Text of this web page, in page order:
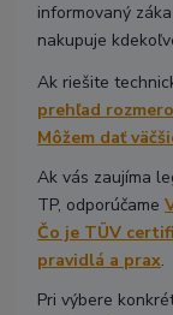
informovaný
nakupuje
Ak riešite
prehľad
Môžem dať
Ak vás zaujíma
TP, odporúčame
Čo je TÜV
pravidlá a prax.
Pri výbere